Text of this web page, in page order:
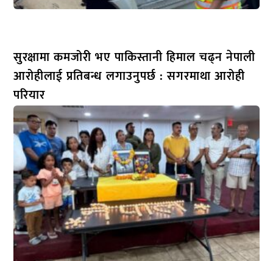
सुरक्षामा कमजोरी भए पाकिस्तानी हिमाल चढ्न नेपाली
आरोहीलाई प्रतिबन्ध लगाउनुपर्छ : सगरमाथा आरोही
परियार